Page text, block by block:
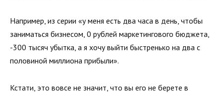
Например, из серии «у меня есть два часа в день, чтобы
заниматься бизнесом, 0 рублей маркетингового бюджета,
-300 тысяч убытка, а я хочу выйти быстренько на два с
половиной миллиона прибыли».
Кстати, это вовсе не значит, что вы его не берете в